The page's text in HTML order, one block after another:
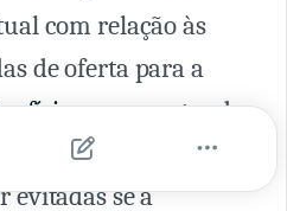
com relação às
de oferta para a
físicas, que segundo
que até 5 milhões de
evitadas se a